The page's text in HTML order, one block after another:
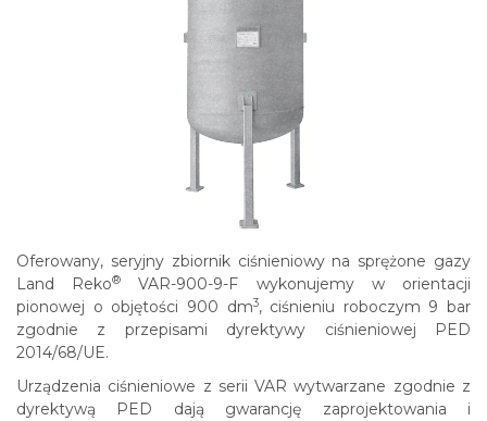
Oferowany, seryjny zbiornik ciśnieniowy na sprężone gazy
Land Reko®
VAR-900-9-F wykonujemy w orientacji
pionowej o objętości 900 dm3, ciśnieniu roboczym 9 bar
zgodnie z przepisami dyrektywy ciśnieniowej PED
2014/68/UE.
Urządzenia ciśnieniowe z serii VAR wytwarzane zgodnie z
dyrektywą PED dają gwarancję zaprojektowania i